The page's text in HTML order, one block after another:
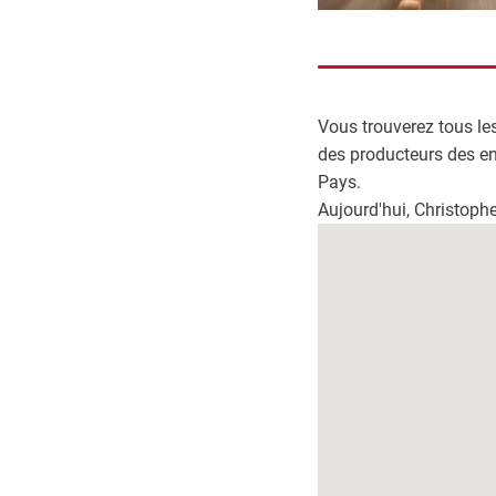
Vous trouverez tous
des producteurs des
Pays.
Aujourd'hui,